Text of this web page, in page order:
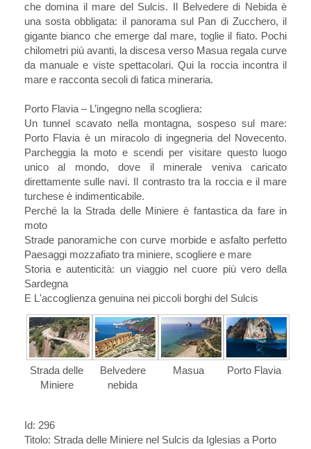
che domina il mare del Sulcis. Il Belvedere di Nebida è
una sosta obbligata: il panorama sul Pan di Zucchero, il
gigante bianco che emerge dal mare, toglie il fiato. Pochi
chilometri più avanti, la discesa verso Masua regala curve
da manuale e viste spettacolari. Qui la roccia incontra il
mare e racconta secoli di fatica mineraria.
Porto Flavia – L’ingegno nella scogliera:
Un tunnel scavato nella montagna, sospeso sul mare:
Porto Flavia è un miracolo di ingegneria del Novecento.
Parcheggia la moto e scendi per visitare questo luogo
unico al mondo, dove il minerale veniva caricato
direttamente sulle navi. Il contrasto tra la roccia e il mare
turchese è indimenticabile.
Perché la la Strada delle Miniere è fantastica da fare in
moto
Strade panoramiche con curve morbide e asfalto perfetto
Paesaggi mozzafiato tra miniere, scogliere e mare
Storia e autenticità: un viaggio nel cuore più vero della
Sardegna
E L'accoglienza genuina nei piccoli borghi del Sulcis
Strada delle
Miniere
Belvedere
nebida
Masua Porto Flavia
Id: 296
Titolo: Strada delle Miniere nel Sulcis da Iglesias a Porto